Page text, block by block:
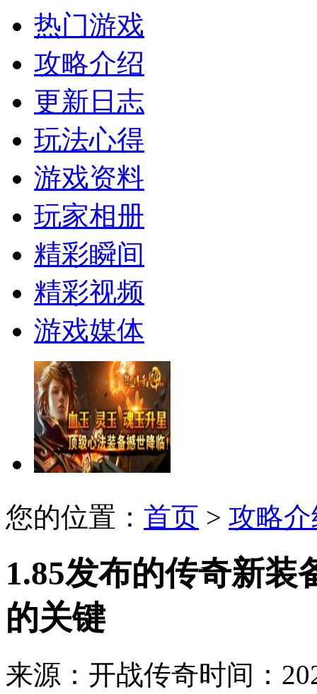
热门游戏
攻略介绍
更新日志
玩法心得
游戏资料
玩家相册
精彩瞬间
精彩视频
游戏媒体
您的位置： 首页 > 攻略
1.85发布的传奇新装
的关键
来源：开战传奇时间：